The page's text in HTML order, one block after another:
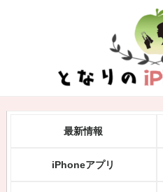
最新情報
iPhoneアプリ